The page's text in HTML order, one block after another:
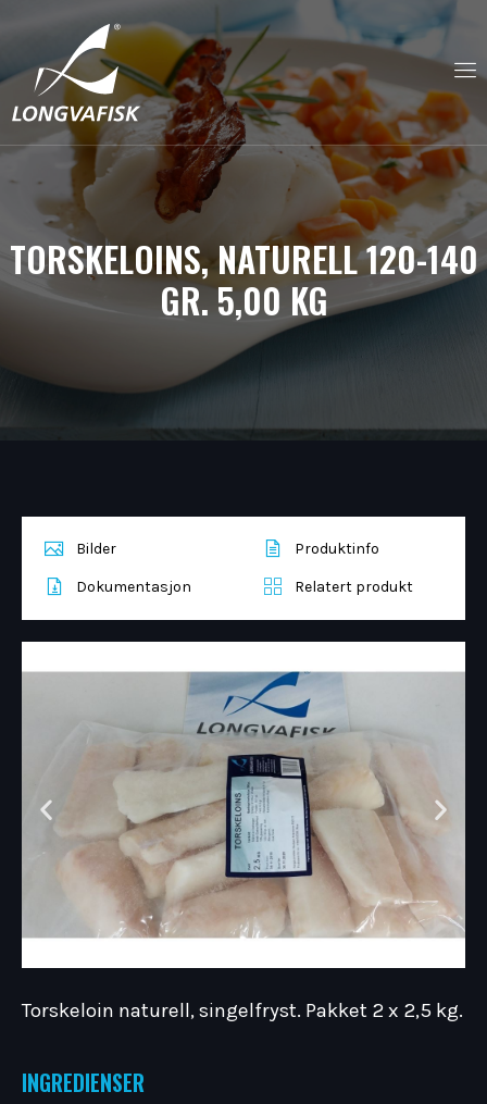
TORSKELOINS, NATURELL 120-140
GR. 5,00 KG
Bilder Produktinfo
Dokumentasjon Relatert produkt
Torskeloin naturell, singelfryst. Pakket 2 x 2,5 kg.
INGREDIENSER